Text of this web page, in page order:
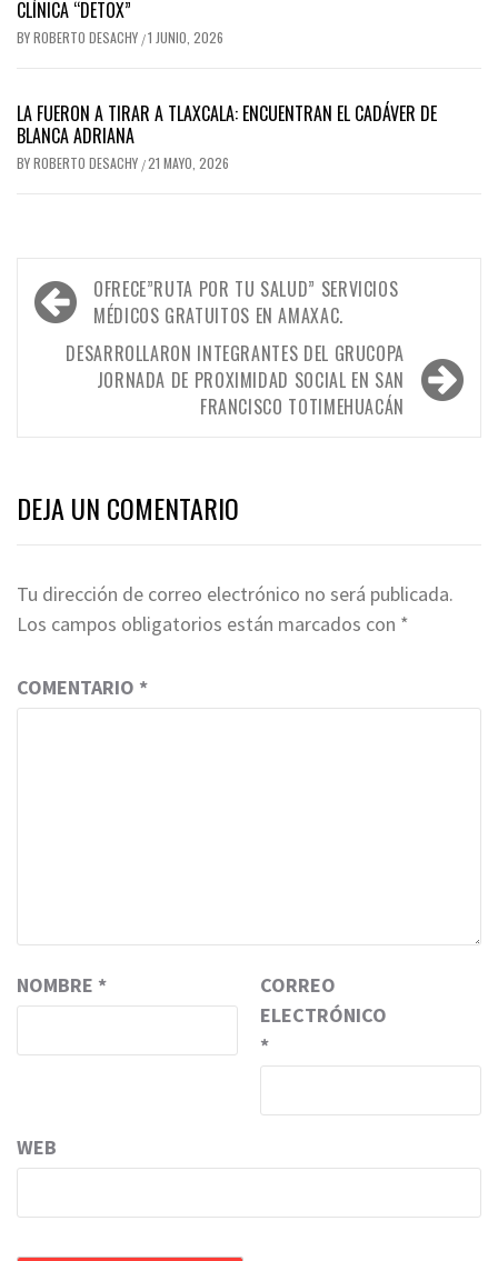
CLÍNICA “DETOX”
BYROBERTO DESACHY /1 JUNIO, 2026
LA FUERON A TIRAR A TLAXCALA: ENCUENTRAN EL CADÁVER DE
BLANCA ADRIANA
BYROBERTO DESACHY /21 MAYO, 2026
Navegación
de
entradas
OFRECE”RUTA POR TU SALUD” SERVICIOS
MÉDICOS GRATUITOS EN AMAXAC.
DESARROLLARON INTEGRANTES DEL GRUCOPA
JORNADA DE PROXIMIDAD SOCIAL EN SAN
FRANCISCO TOTIMEHUACÁN
DEJA UN COMENTARIO
Tu dirección de correo electrónico no será publicada.
Los campos obligatorios están marcados con *
COMENTARIO *
NOMBRE *
CORREO
ELECTRÓNICO
*
WEB